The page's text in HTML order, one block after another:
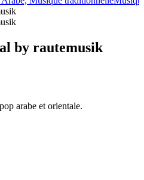
by rautemusik
arabe et orientale.